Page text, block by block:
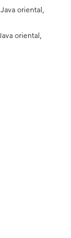
oriental,
oriental,